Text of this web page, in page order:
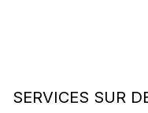
SERVICES SUR